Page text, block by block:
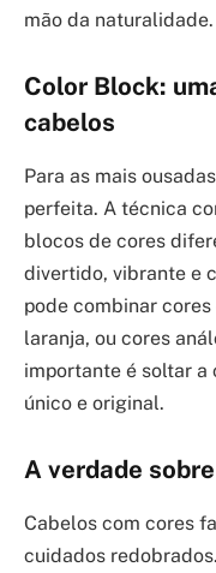
mão da naturalidade.
Color Block:
cabelos
Para as mais
perfeita. A técnica
blocos de cores
divertido, vibrante e
pode combinar
laranja, ou cores
importante é soltar
único e original.
A verdade
Cabelos com cores
cuidados